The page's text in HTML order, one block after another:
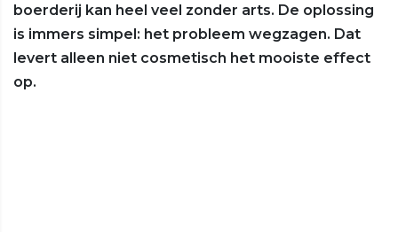
boerderij kan heel veel zonder arts. De oplossing
is immers simpel: het probleem wegzagen. Dat
levert alleen niet cosmetisch het mooiste effect
op.